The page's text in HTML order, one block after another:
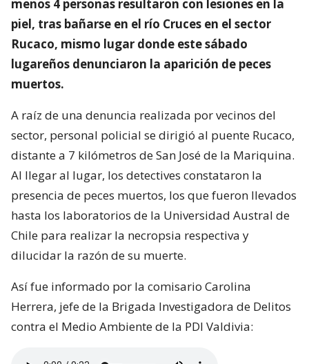
menos 4 personas resultaron con lesiones en la
piel, tras bañarse en el río Cruces en el sector
Rucaco, mismo lugar donde este sábado
lugareños denunciaron la aparición de peces
muertos.
A raíz de una denuncia realizada por vecinos del
sector, personal policial se dirigió al puente Rucaco,
distante a 7 kilómetros de San José de la Mariquina.
Al llegar al lugar, los detectives constataron la
presencia de peces muertos, los que fueron llevados
hasta los laboratorios de la Universidad Austral de
Chile para realizar la necropsia respectiva y
dilucidar la razón de su muerte.
Así fue informado por la comisario Carolina
Herrera, jefe de la Brigada Investigadora de Delitos
contra el Medio Ambiente de la PDI Valdivia: